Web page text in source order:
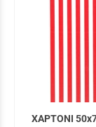
ΧΑΡΤΟΝΙ